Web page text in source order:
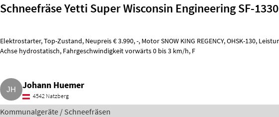
Schneefräse Yetti Super Wisconsin Engineering SF-1330
Elektrostarter, Top-Zustand, Neupreis € 3.990, -, Motor SNOW KING REGENCY, OHSK-130, Leistung 13 PS,
Achse hydrostatisch, Fahrgeschwindigkeit vorwärts 0 bis 3 km/h, F
Johann Huemer
4542 Natzberg
Kommunalgeräte / Schneefräsen